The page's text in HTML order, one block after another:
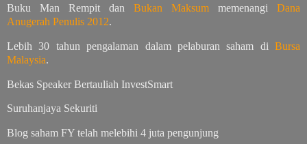
Buku Man Rempit dan Bukan Maksum memenangi Dana
Anugerah Penulis 2012.
Lebih 30 tahun pengalaman dalam pelaburan saham di Bursa
Malaysia.
Bekas Speaker Bertauliah InvestSmart
Suruhanjaya Sekuriti
Blog saham FY telah melebihi 4 juta pengunjung